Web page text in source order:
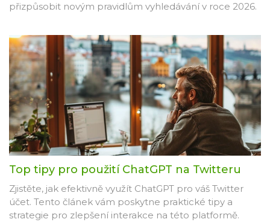
přizpůsobit novým pravidlům vyhledávání v roce 2026.
Top tipy pro použití ChatGPT na Twitteru
Zjistěte, jak efektivně využít ChatGPT pro váš Twitter
účet. Tento článek vám poskytne praktické tipy a
strategie pro zlepšení interakce na této platformě.